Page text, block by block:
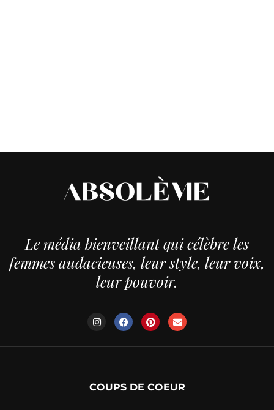
Le média bienveillant qui célèbre les
femmes audacieuses, leur style, leur voix,
leur pouvoir.
COUPS DE COEUR